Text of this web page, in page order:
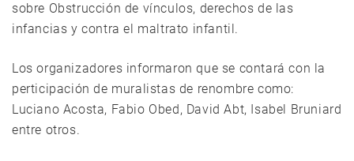
sobre Obstrucción de vínculos, derechos de las
infancias y contra el maltrato infantil.
Los organizadores informaron que se contará con la
perticipación de muralistas de renombre como:
Luciano Acosta, Fabio Obed, David Abt, Isabel Bruniard
entre otros.